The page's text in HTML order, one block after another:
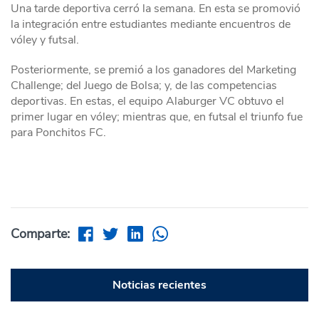
Una tarde deportiva cerró la semana. En esta se promovió
la integración entre estudiantes mediante encuentros de
vóley y futsal.
Posteriormente, se premió a los ganadores del Marketing
Challenge; del Juego de Bolsa; y, de las competencias
deportivas. En estas, el equipo Alaburger VC obtuvo el
primer lugar en vóley; mientras que, en futsal el triunfo fue
para Ponchitos FC.
Comparte:
Noticias recientes